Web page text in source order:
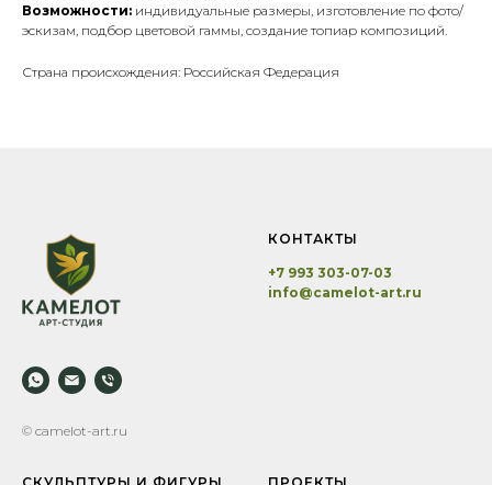
Возможности: индивидуальные размеры, изготовление по фото/
эскизам, подбор цветовой гаммы, создание топиар композиций.
Страна происхождения: Российская Федерация
© camelot-art.ru
КОНТАКТЫ
+7 993 303-07-03
info@camelot-art.ru